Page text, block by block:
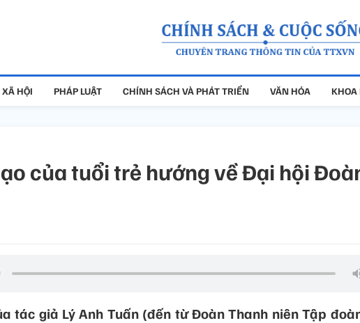
XÃ HỘI PHÁP LUẬT CHÍNH SÁCH VÀ PHÁT TRIỂN VĂN HÓA KHOA
của tuổi trẻ hướng về Đại hội
tác giả Lý Anh Tuấn (đến từ Đoàn Thanh niên Tập